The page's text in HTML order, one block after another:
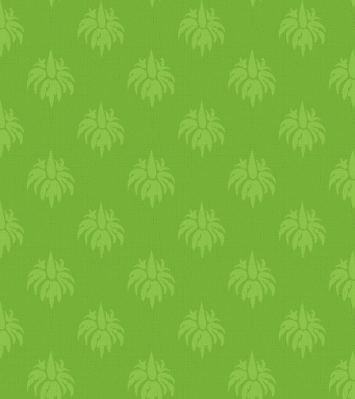
annyira szereti anyers
blansírozom a spárgával
gyengébb gyomrúak
Megjegyzés3: Ha csak két
meg a felhasználandó
nem olyan finom, mert a
és összeáll az egész.